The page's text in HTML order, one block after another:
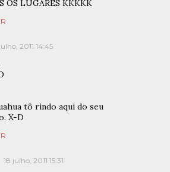
OS LUGARES KKKKK
2011 14:45
tô rindo aqui do seu
X-D
18 julho, 2011 15:31